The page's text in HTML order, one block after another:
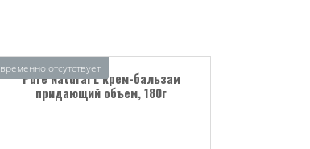
Pure Natural L крем-бальзам
придающий объем, 180г
временно отсутствует